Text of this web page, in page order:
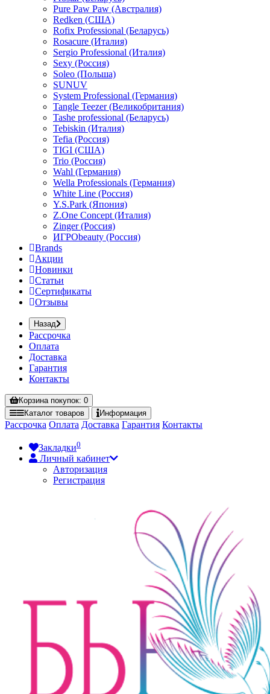
Pure Paw Paw (Австралия)
Redken (США)
Rofix Professional (Беларусь)
Rosacure (Италия)
Sergio Professional (Италия)
Sexy (Россия)
Soleo (Польша)
SUNUV
System Professional (Германия)
Tangle Teezer (Великобритания)
Tashe professional (Беларусь)
Tebiskin (Италия)
Tefia (Россия)
TIGI (США)
Trio (Россия)
Wahl (Германия)
Wella Professionals (Германия)
White Line (Россия)
Y.S.Park (Япония)
Z.One Concept (Италия)
Zinger (Россия)
ИГРОbeauty (Россия)
Brands
Акции
Новинки
Статьи
Сертификаты
Отзывы
Назад
Рассрочка
Оплата
Доставка
Гарантия
Контакты
Корзинапокупок: 0
Каталог товаров Информация
Рассрочка Оплата Доставка Гарантия Контакты
Закладки0
Личный кабинет
Авторизация
Регистрация